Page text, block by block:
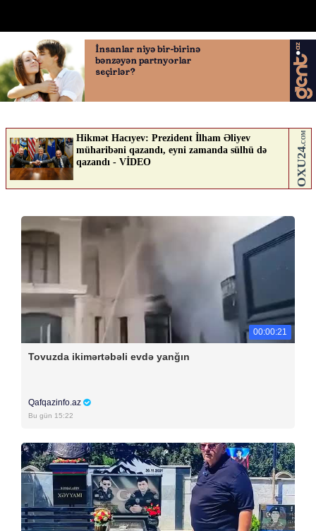
00:00:21
Tovuzda ikimərtəbəli evdə yanğın
Qafqazinfo.az
Bu gün 15:22